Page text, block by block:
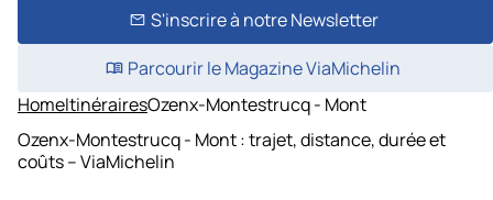
S'inscrire à notre Newsletter
Parcourir le Magazine ViaMichelin
HomeItinérairesOzenx-Montestrucq - Mont
Ozenx-Montestrucq - Mont : trajet, distance, durée et
coûts – ViaMichelin